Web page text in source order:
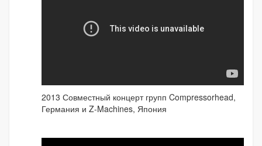
2013 Совместный концерт групп Compressorhead,
Германия и Z-Machines, Япония